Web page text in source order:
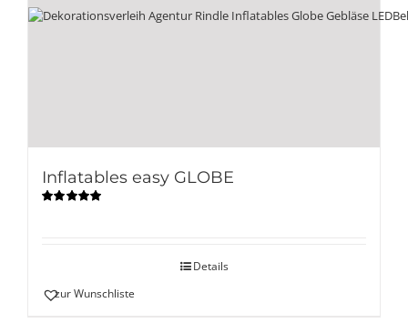
Inflatables easy GLOBE
Details
zur Wunschliste